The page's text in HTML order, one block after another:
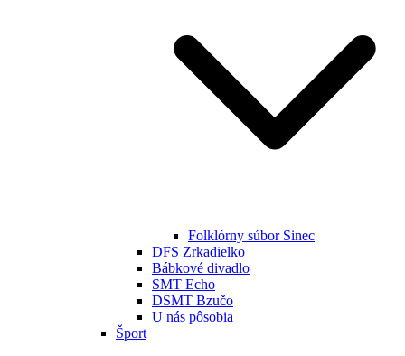
Folklórny súbor Sinec
DFS Zrkadielko
Bábkové divadlo
SMT Echo
DSMT Bzučo
U nás pôsobia
Šport